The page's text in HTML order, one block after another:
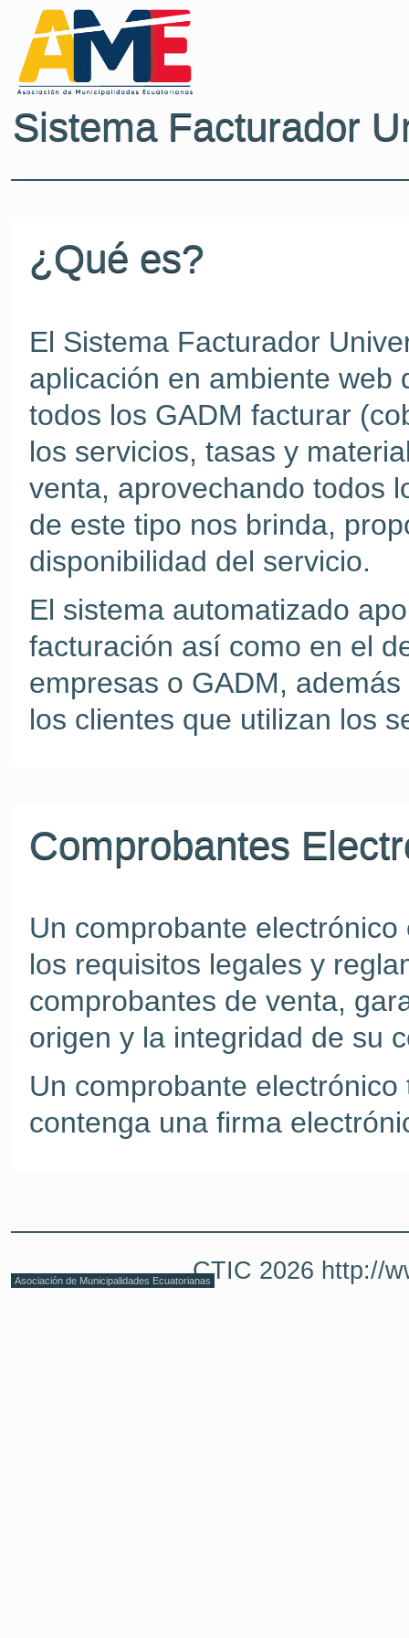
Sistema Facturador
¿Qué es?
El Sistema Facturador
aplicación en ambiente web
todos los GADM facturar
los servicios, tasas y
venta, aprovechando todos
de este tipo nos brinda,
disponibilidad del servicio.
El sistema automatizado
facturación así como en el
empresas o GADM,
los clientes que utilizan los
Comprobantes
Un comprobante
los requisitos legales y
comprobantes de venta,
origen y la integridad de su
Un comprobante
contenga una firma
CTIC 2026 http://
Asociación de Municipalidades Ecuatorianas